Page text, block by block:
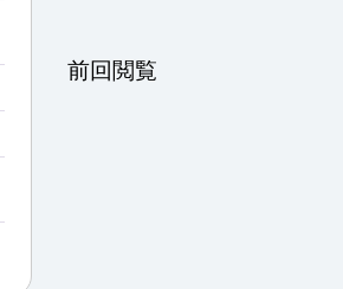
前回閲覧